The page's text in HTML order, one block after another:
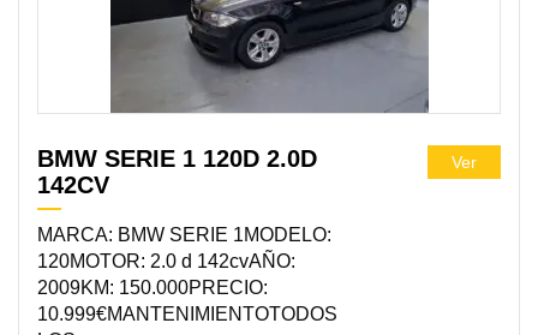
BMW SERIE 1 120D 2.0D
142CV
MARCA: BMW SERIE 1MODELO:
120MOTOR: 2.0 d 142cvAÑO:
2009KM: 150.000PRECIO:
10.999€MANTENIMIENTOTODOS
Ver